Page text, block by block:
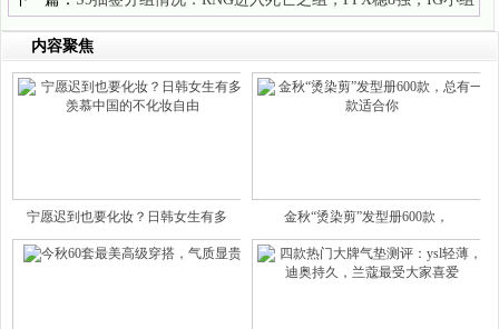
赛复仇
内容聚焦
宁愿迟到也要化妆？日韩女生有多 金秋“烫染剪”发型册600款，